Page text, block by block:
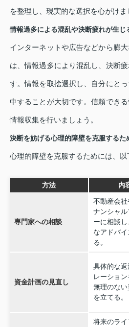
を整理し、現実的な選択を心がけま
情報過多による混乱や決断疲れが生じ
インターネットや広告などから膨
は、情報過多により混乱し、決断
す。情報を取捨選択し、自分にと
中することが大切です。信頼でき
情報収集を行いましょう。
決断を妨げる心理的障壁を克服するた
心理的障壁を克服するためには、以
方法 内
専門家への相談
不動産会社
ナンシャ
ーに相談
なアドバ
る。
資金計画の見直し
具体的な返
レーション
無理のな
を立てる。
将来のラ